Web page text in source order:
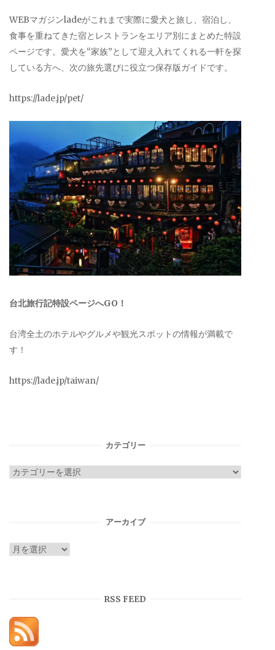
WEBマガジンladeがこれまで実際に愛犬と旅し、宿泊し、
食事を重ねてきた宿とレストランをエリア別にまとめた特設
ページです。愛犬を“家族”として迎え入れてくれる一軒を探
している方へ、次の旅先選びに役立つ保存版ガイドです。
https://lade.jp/pet/
台北旅行記特設ページへGO！
台湾全土のホテルやグルメや観光スポットの情報が満載で
す！
https://lade.jp/taiwan/
カテゴリー
カ
アーカイブ
ア
RSS FEED